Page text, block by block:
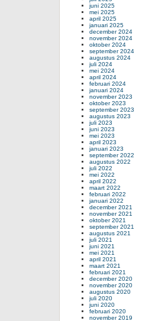
juni 2025
mei 2025
april 2025
januari 2025
december 2024
november 2024
oktober 2024
september 2024
augustus 2024
juli 2024
mei 2024
april 2024
februari 2024
januari 2024
november 2023
oktober 2023
september 2023
augustus 2023
juli 2023
juni 2023
mei 2023
april 2023
januari 2023
september 2022
augustus 2022
juli 2022
mei 2022
april 2022
maart 2022
februari 2022
januari 2022
december 2021
november 2021
oktober 2021
september 2021
augustus 2021
juli 2021
juni 2021
mei 2021
april 2021
maart 2021
februari 2021
december 2020
november 2020
augustus 2020
juli 2020
juni 2020
februari 2020
november 2019